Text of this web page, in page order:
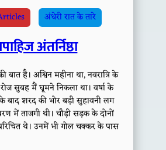
अंधेरी रात के तारे
अंतर्निष्ठा
बात है। अश्विन महीना था, नवरात्रि के
सुबह मैं घूमने निकला था। वर्षा के
बाद शरद की भोर बड़ी सुहावनी लग
में ताजगी थी। चौड़ी सड़क के दोनों
थे। उनमें भी गोल चक्कर के पास